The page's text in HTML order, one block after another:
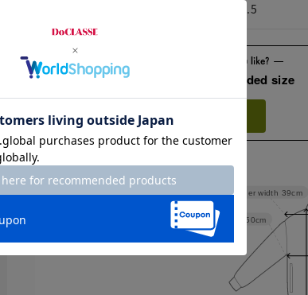
52.5
Check the recommended size
50cm
Shoulder width 39cm